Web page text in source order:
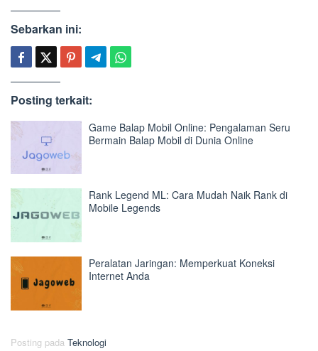
Sebarkan ini:
Posting terkait:
Game Balap Mobil Online: Pengalaman Seru
Bermain Balap Mobil di Dunia Online
Rank Legend ML: Cara Mudah Naik Rank di
Mobile Legends
Peralatan Jaringan: Memperkuat Koneksi
Internet Anda
Posting pada Teknologi